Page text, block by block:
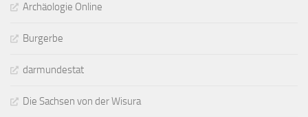
Archäologie Online
Burgerbe
darmundestat
Die Sachsen von der Wisura